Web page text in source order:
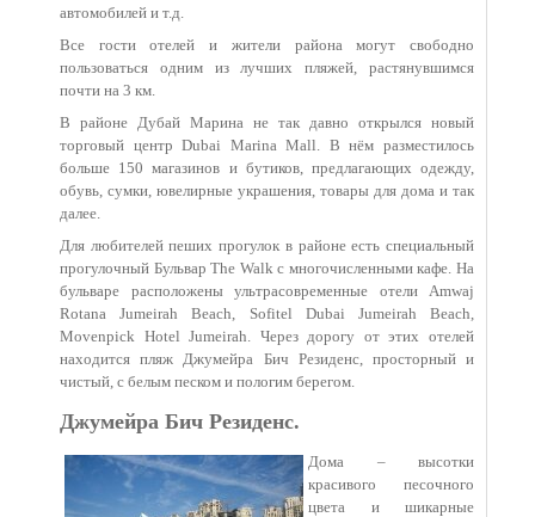
автомобилей и т.д.
Все гости отелей и жители района могут свободно
пользоваться одним из лучших пляжей, растянувшимся
почти на 3 км.
В районе Дубай Марина не так давно открылся новый
торговый центр Dubai Marina Mall. В нём разместилось
больше 150 магазинов и бутиков, предлагающих одежду,
обувь, сумки, ювелирные украшения, товары для дома и так
далее.
Для любителей пеших прогулок в районе есть специальный
прогулочный Бульвар The Walk с многочисленными кафе. На
бульваре расположены ультрасовременные отели Amwaj
Rotana Jumeirah Beach, Sofitel Dubai Jumeirah Beach,
Movenpick Hotel Jumeirah. Через дорогу от этих отелей
находится пляж Джумейра Бич Резиденс, просторный и
чистый, с белым песком и пологим берегом.
Джумейра Бич Резиденс.
Дома – высотки
красивого песочного
цвета и шикарные